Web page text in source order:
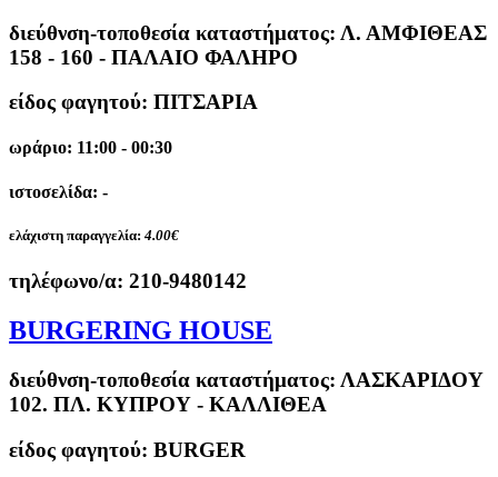
διεύθνση-τοποθεσία καταστήματος: Λ. ΑΜΦΙΘΕΑΣ
158 - 160 - ΠΑΛΑΙΟ ΦΑΛΗΡΟ
είδος φαγητού: ΠΙΤΣΑΡΙΑ
ωράριο: 11:00 - 00:30
ιστοσελίδα: -
ελάχιστη παραγγελία: 4.00€
τηλέφωνο/α: 210-9480142
BURGERING HOUSE
διεύθνση-τοποθεσία καταστήματος: ΛΑΣΚΑΡΙΔΟΥ
102. ΠΛ. ΚΥΠΡΟΥ - ΚΑΛΛΙΘΕΑ
είδος φαγητού: BURGER